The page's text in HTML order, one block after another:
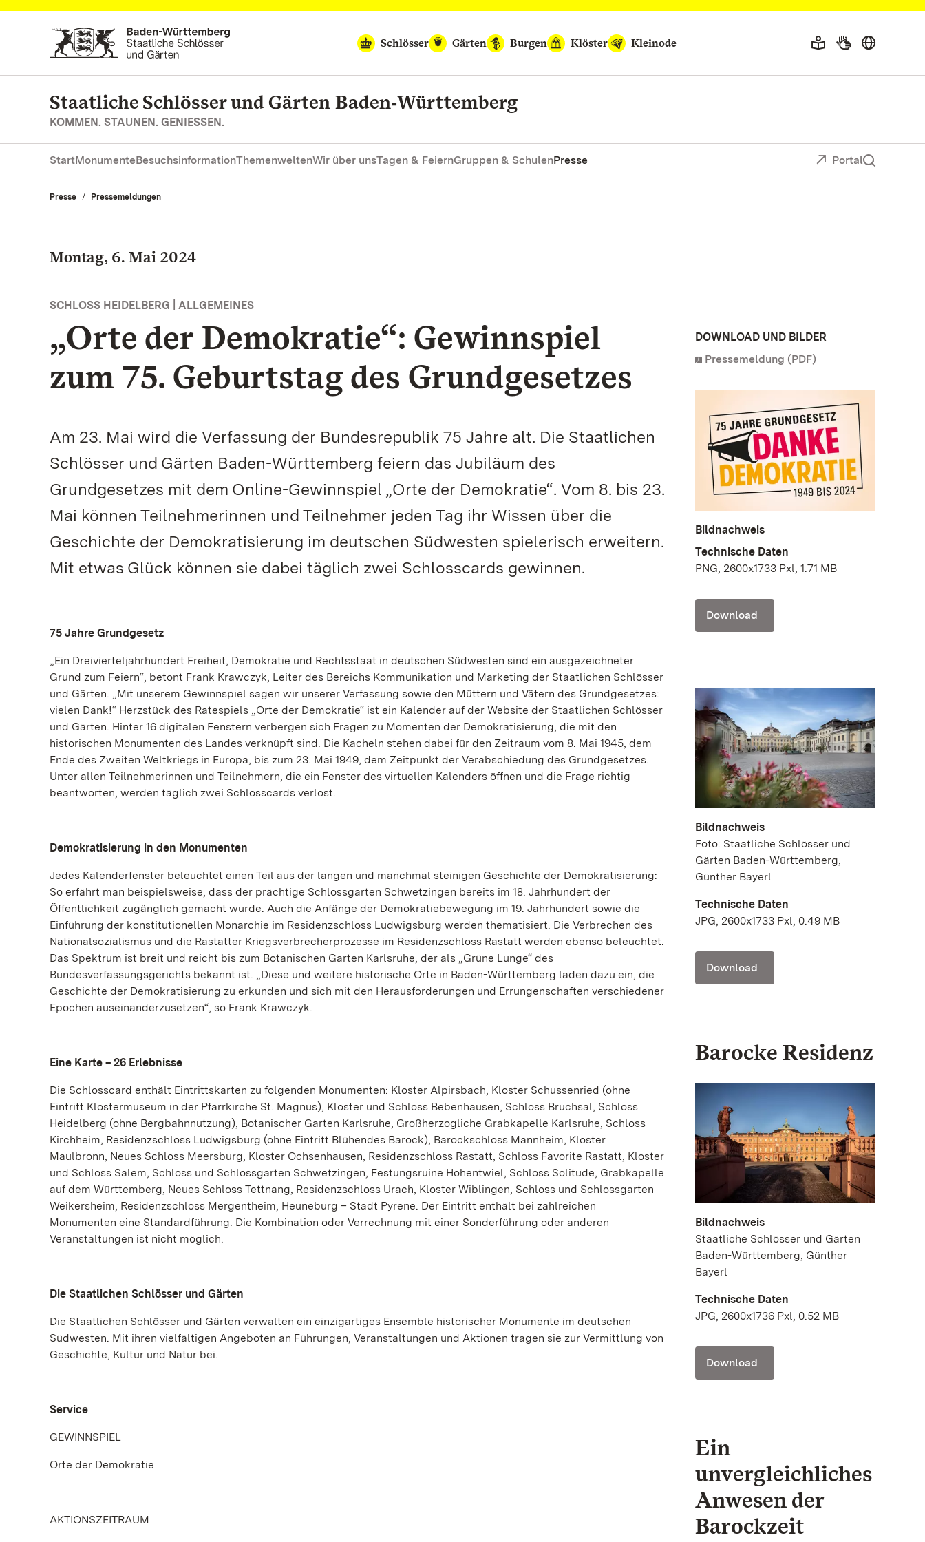
Zum Hauptinhalt springen
Schlösser
Gärten Burgen Klöster Kleinode
Staatliche Schlösser und Gärten Baden‑Württemberg
KOMMEN. STAUNEN. GENIESSEN.
StartMonumenteBesuchsinformationThemenweltenWir über unsTagen & FeiernGruppen & SchulenPresse Portal
Presse Pressemeldungen
Montag, 6. Mai 2024
SCHLOSS HEIDELBERG | ALLGEMEINES
„Orte der Demokratie“: Gewinnspiel
zum 75. Geburtstag des Grundgesetzes
Am 23. Mai wird die Verfassung der Bundesrepublik 75 Jahre alt. Die Staatlichen
Schlösser und Gärten Baden-Württemberg feiern das Jubiläum des
Grundgesetzes mit dem Online-Gewinnspiel „Orte der Demokratie“. Vom 8. bis 23.
Mai können Teilnehmerinnen und Teilnehmer jeden Tag ihr Wissen über die
Geschichte der Demokratisierung im deutschen Südwesten spielerisch erweitern.
Mit etwas Glück können sie dabei täglich zwei Schlosscards gewinnen.
75 Jahre Grundgesetz
„Ein Dreivierteljahrhundert Freiheit, Demokratie und Rechtsstaat in deutschen Südwesten sind ein ausgezeichneter
Grund zum Feiern“, betont Frank Krawczyk, Leiter des Bereichs Kommunikation und Marketing der Staatlichen Schlösser
und Gärten. „Mit unserem Gewinnspiel sagen wir unserer Verfassung sowie den Müttern und Vätern des Grundgesetzes:
vielen Dank!“ Herzstück des Ratespiels „Orte der Demokratie“ ist ein Kalender auf der Website der Staatlichen Schlösser
und Gärten. Hinter 16 digitalen Fenstern verbergen sich Fragen zu Momenten der Demokratisierung, die mit den
historischen Monumenten des Landes verknüpft sind. Die Kacheln stehen dabei für den Zeitraum vom 8. Mai 1945, dem
Ende des Zweiten Weltkriegs in Europa, bis zum 23. Mai 1949, dem Zeitpunkt der Verabschiedung des Grundgesetzes.
Unter allen Teilnehmerinnen und Teilnehmern, die ein Fenster des virtuellen Kalenders öffnen und die Frage richtig
beantworten, werden täglich zwei Schlosscards verlost.
Demokratisierung in den Monumenten
Jedes Kalenderfenster beleuchtet einen Teil aus der langen und manchmal steinigen Geschichte der Demokratisierung:
So erfährt man beispielsweise, dass der prächtige Schlossgarten Schwetzingen bereits im 18. Jahrhundert der
Öffentlichkeit zugänglich gemacht wurde. Auch die Anfänge der Demokratiebewegung im 19. Jahrhundert sowie die
Einführung der konstitutionellen Monarchie im Residenzschloss Ludwigsburg werden thematisiert. Die Verbrechen des
Nationalsozialismus und die Rastatter Kriegsverbrecherprozesse im Residenzschloss Rastatt werden ebenso beleuchtet.
Das Spektrum ist breit und reicht bis zum Botanischen Garten Karlsruhe, der als „Grüne Lunge“ des
Bundesverfassungsgerichts bekannt ist. „Diese und weitere historische Orte in Baden-Württemberg laden dazu ein, die
Geschichte der Demokratisierung zu erkunden und sich mit den Herausforderungen und Errungenschaften verschiedener
Epochen auseinanderzusetzen“, so Frank Krawczyk.
Eine Karte – 26 Erlebnisse
Die Schlosscard enthält Eintrittskarten zu folgenden Monumenten: Kloster Alpirsbach, Kloster Schussenried (ohne
Eintritt Klostermuseum in der Pfarrkirche St. Magnus), Kloster und Schloss Bebenhausen, Schloss Bruchsal, Schloss
Heidelberg (ohne Bergbahnnutzung), Botanischer Garten Karlsruhe, Großherzogliche Grabkapelle Karlsruhe, Schloss
Kirchheim, Residenzschloss Ludwigsburg (ohne Eintritt Blühendes Barock), Barockschloss Mannheim, Kloster
Maulbronn, Neues Schloss Meersburg, Kloster Ochsenhausen, Residenzschloss Rastatt, Schloss Favorite Rastatt, Kloster
und Schloss Salem, Schloss und Schlossgarten Schwetzingen, Festungsruine Hohentwiel, Schloss Solitude, Grabkapelle
auf dem Württemberg, Neues Schloss Tettnang, Residenzschloss Urach, Kloster Wiblingen, Schloss und Schlossgarten
Weikersheim, Residenzschloss Mergentheim, Heuneburg – Stadt Pyrene. Der Eintritt enthält bei zahlreichen
Monumenten eine Standardführung. Die Kombination oder Verrechnung mit einer Sonderführung oder anderen
Veranstaltungen ist nicht möglich.
Die Staatlichen Schlösser und Gärten
Die Staatlichen Schlösser und Gärten verwalten ein einzigartiges Ensemble historischer Monumente im deutschen
Südwesten. Mit ihren vielfältigen Angeboten an Führungen, Veranstaltungen und Aktionen tragen sie zur Vermittlung von
Geschichte, Kultur und Natur bei.
Service
GEWINNSPIEL
Orte der Demokratie
AKTIONSZEITRAUM
DOWNLOAD UND BILDER
Pressemeldung (PDF)
Bildnachweis
Technische Daten
PNG, 2600x1733 Pxl, 1.71 MB
Download
Bildnachweis
Foto: Staatliche Schlösser und
Gärten Baden-Württemberg,
Günther Bayerl
Technische Daten
JPG, 2600x1733 Pxl, 0.49 MB
Download
Barocke Residenz
Bildnachweis
Staatliche Schlösser und Gärten
Baden-Württemberg, Günther
Bayerl
Technische Daten
JPG, 2600x1736 Pxl, 0.52 MB
Download
Ein
unvergleichliches
Anwesen der
Barockzeit